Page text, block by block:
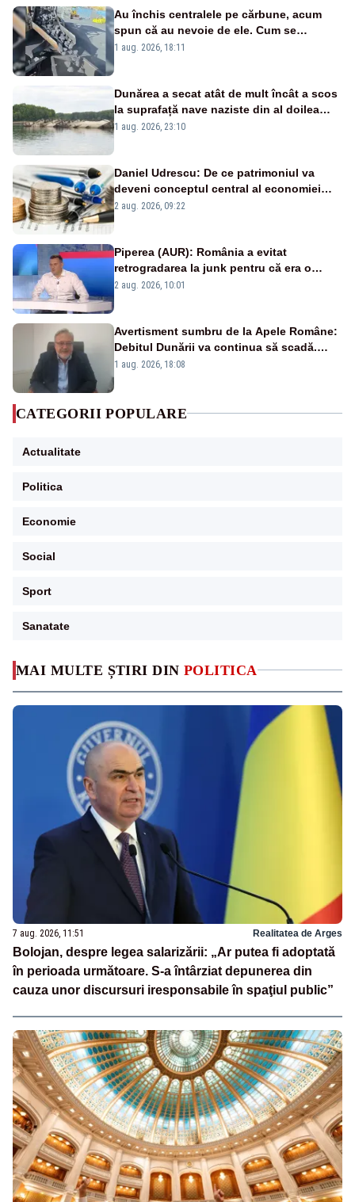
MAI MULTE ȘTIRI DIN POLITICA
7 aug. 2026, 11:51 Realitatea de Arges
Bolojan, despre legea salarizării: „Ar putea fi adoptată
în perioada următoare. S-a întârziat depunerea din
cauza unor discursuri iresponsabile în spaţiul public”
Au închis centralele pe cărbune, acum
spun că au nevoie de ele. Cum se
pasează vina în plină criză energetică
1 aug. 2026, 18:11
Dunărea a secat atât de mult încât a scos
la suprafață nave naziste din al doilea
război mondial
1 aug. 2026, 23:10
Daniel Udrescu: De ce patrimoniul va
deveni conceptul central al economiei
viitoare?
2 aug. 2026, 09:22
Piperea (AUR): România a evitat
retrogradarea la junk pentru că era o
catastrofă pentru bănci și fondurile de
2 aug. 2026, 10:01
Avertisment sumbru de la Apele Române:
Debitul Dunării va continua să scadă.
Cernavodă s-ar putea închide în 4 zile
1 aug. 2026, 18:08
CATEGORII POPULARE
Actualitate
Politica
Economie
Social
Sport
Sanatate